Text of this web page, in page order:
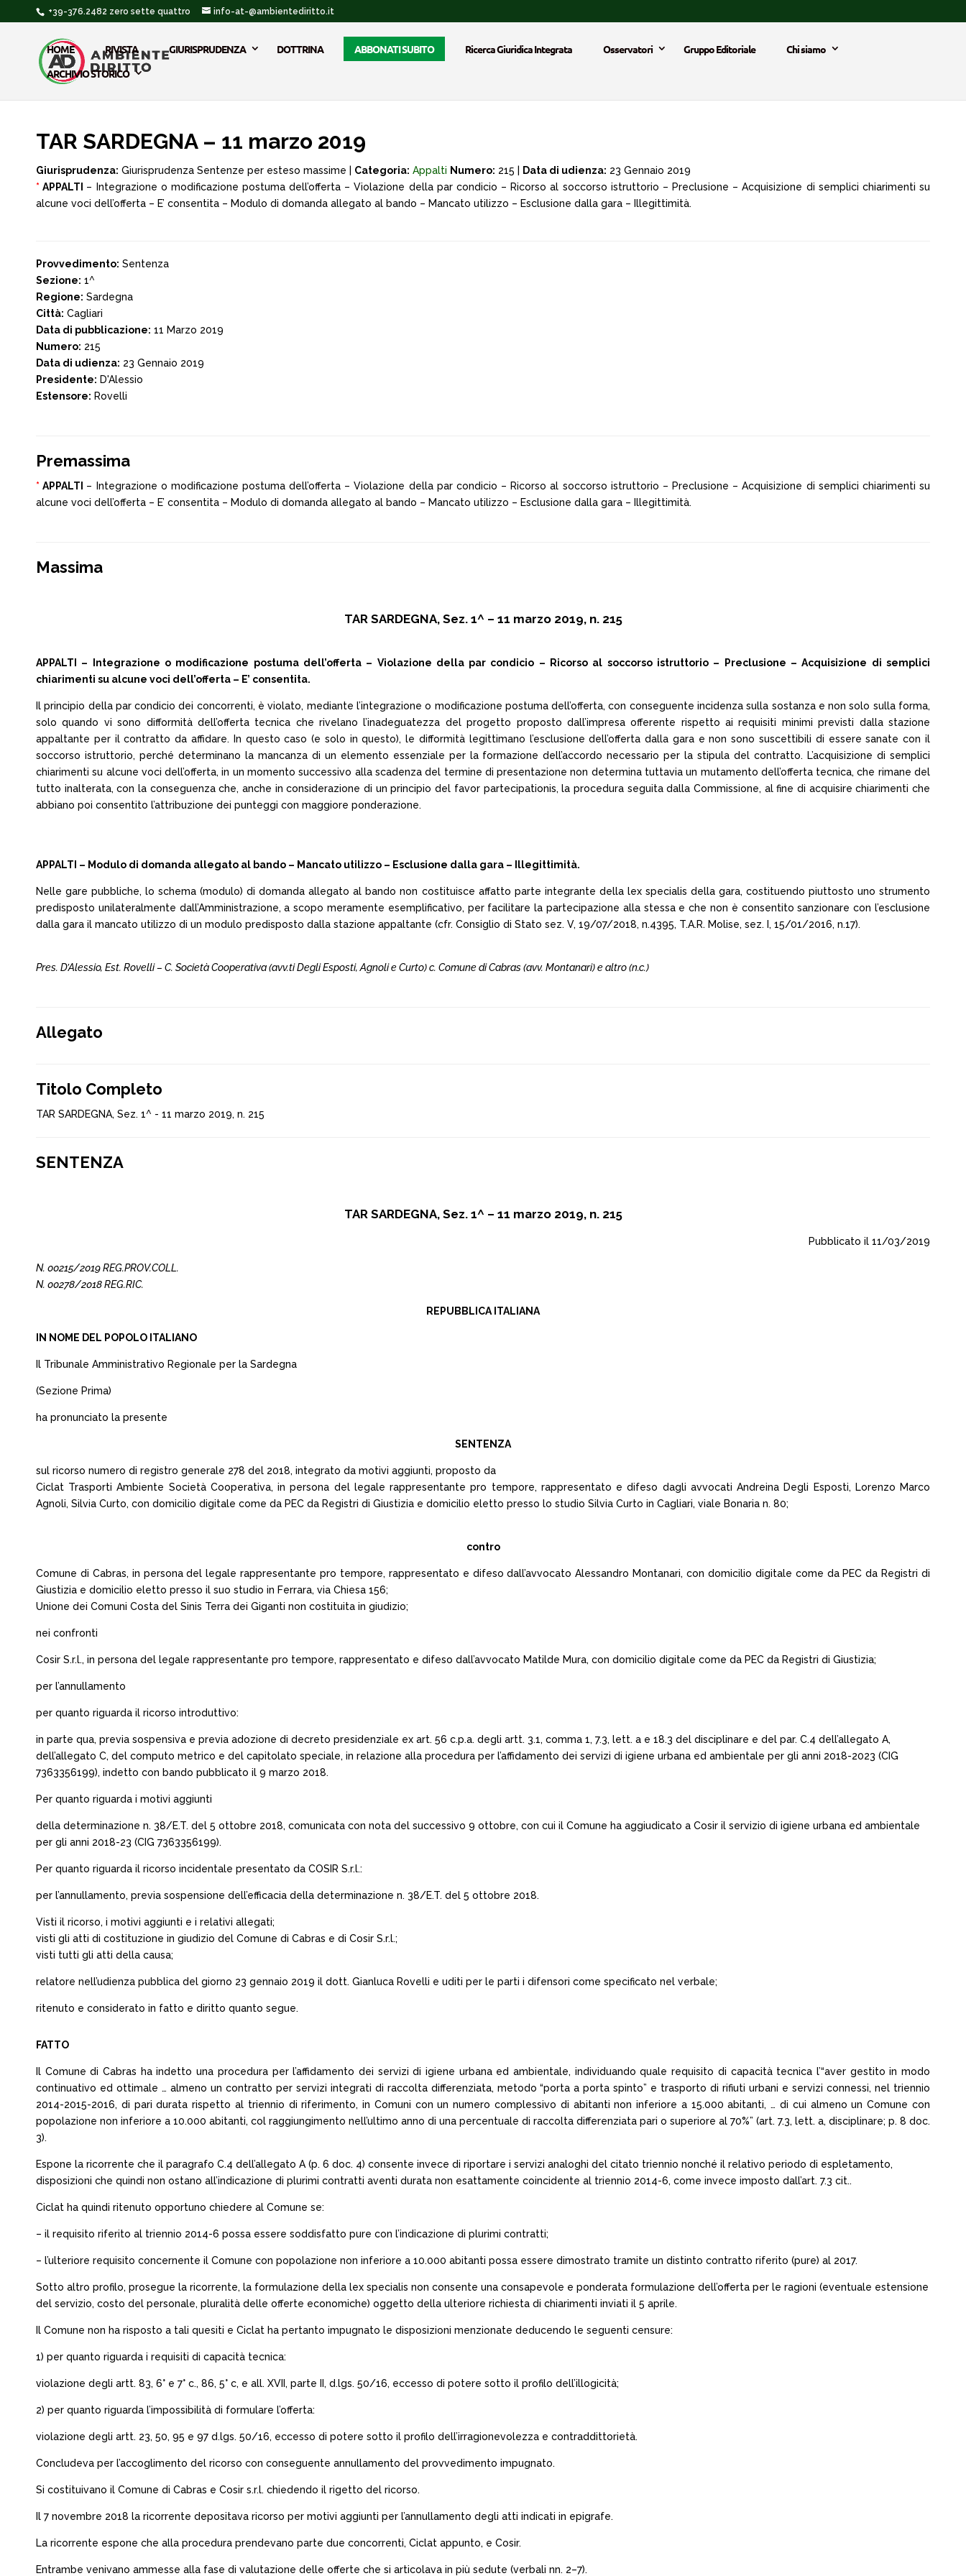
+39-376.2482 zero sette quattro info-at-@ambientediritto.it
HOME RIVISTA GIURISPRUDENZA DOTTRINA ABBONATI SUBITO Ricerca Giuridica Integrata Osservatori Gruppo Editoriale
Chi siamo
ARCHIVIO STORICO
TAR SARDEGNA – 11 marzo 2019
Giurisprudenza: Giurisprudenza Sentenze per esteso massime | Categoria: Appalti Numero: 215 | Data di udienza: 23 Gennaio 2019
*APPALTI – Integrazione o modificazione postuma dell’offerta – Violazione della par condicio – Ricorso al soccorso istruttorio – Preclusione – Acquisizione di semplici chiarimenti su
alcune voci dell’offerta – E’ consentita – Modulo di domanda allegato al bando – Mancato utilizzo – Esclusione dalla gara – Illegittimità.
Provvedimento: Sentenza
Sezione: 1^
Regione: Sardegna
Città: Cagliari
Data di pubblicazione: 11 Marzo 2019
Numero: 215
Data di udienza: 23 Gennaio 2019
Presidente: D'Alessio
Estensore: Rovelli
Premassima
*APPALTI – Integrazione o modificazione postuma dell’offerta – Violazione della par condicio – Ricorso al soccorso istruttorio – Preclusione – Acquisizione di semplici chiarimenti su
alcune voci dell’offerta – E’ consentita – Modulo di domanda allegato al bando – Mancato utilizzo – Esclusione dalla gara – Illegittimità.
Massima
TAR SARDEGNA, Sez. 1^ – 11 marzo 2019, n. 215
APPALTI – Integrazione o modificazione postuma dell’offerta – Violazione della par condicio – Ricorso al soccorso istruttorio – Preclusione – Acquisizione di semplici
chiarimenti su alcune voci dell’offerta – E’ consentita.
Il principio della par condicio dei concorrenti, è violato, mediante l’integrazione o modificazione postuma dell’offerta, con conseguente incidenza sulla sostanza e non solo sulla forma,
solo quando vi sono difformità dell’offerta tecnica che rivelano l’inadeguatezza del progetto proposto dall’impresa offerente rispetto ai requisiti minimi previsti dalla stazione
appaltante per il contratto da affidare. In questo caso (e solo in questo), le difformità legittimano l’esclusione dell’offerta dalla gara e non sono suscettibili di essere sanate con il
soccorso istruttorio, perché determinano la mancanza di un elemento essenziale per la formazione dell’accordo necessario per la stipula del contratto. L’acquisizione di semplici
chiarimenti su alcune voci dell’offerta, in un momento successivo alla scadenza del termine di presentazione non determina tuttavia un mutamento dell’offerta tecnica, che rimane del
tutto inalterata, con la conseguenza che, anche in considerazione di un principio del favor partecipationis, la procedura seguita dalla Commissione, al fine di acquisire chiarimenti che
abbiano poi consentito l’attribuzione dei punteggi con maggiore ponderazione.
APPALTI – Modulo di domanda allegato al bando – Mancato utilizzo – Esclusione dalla gara – Illegittimità.
Nelle gare pubbliche, lo schema (modulo) di domanda allegato al bando non costituisce affatto parte integrante della lex specialis della gara, costituendo piuttosto uno strumento
predisposto unilateralmente dall’Amministrazione, a scopo meramente esemplificativo, per facilitare la partecipazione alla stessa e che non è consentito sanzionare con l’esclusione
dalla gara il mancato utilizzo di un modulo predisposto dalla stazione appaltante (cfr. Consiglio di Stato sez. V, 19/07/2018, n.4395, T.A.R. Molise, sez. I, 15/01/2016, n.17).
Pres. D’Alessio, Est. Rovelli – C. Società Cooperativa (avv.ti Degli Esposti, Agnoli e Curto) c. Comune di Cabras (avv. Montanari) e altro (n.c.)
Allegato
Titolo Completo
TAR SARDEGNA, Sez. 1^ - 11 marzo 2019, n. 215
SENTENZA
TAR SARDEGNA, Sez. 1^ – 11 marzo 2019, n. 215
Pubblicato il 11/03/2019
N. 00215/2019 REG.PROV.COLL.
N. 00278/2018 REG.RIC.
REPUBBLICA ITALIANA
IN NOME DEL POPOLO ITALIANO
Il Tribunale Amministrativo Regionale per la Sardegna
(Sezione Prima)
ha pronunciato la presente
SENTENZA
sul ricorso numero di registro generale 278 del 2018, integrato da motivi aggiunti, proposto da
Ciclat Trasporti Ambiente Società Cooperativa, in persona del legale rappresentante pro tempore, rappresentato e difeso dagli avvocati Andreina Degli Esposti, Lorenzo Marco
Agnoli, Silvia Curto, con domicilio digitale come da PEC da Registri di Giustizia e domicilio eletto presso lo studio Silvia Curto in Cagliari, viale Bonaria n. 80;
contro
Comune di Cabras, in persona del legale rappresentante pro tempore, rappresentato e difeso dall’avvocato Alessandro Montanari, con domicilio digitale come da PEC da Registri di
Giustizia e domicilio eletto presso il suo studio in Ferrara, via Chiesa 156;
Unione dei Comuni Costa del Sinis Terra dei Giganti non costituita in giudizio;
nei confronti
Cosir S.r.l., in persona del legale rappresentante pro tempore, rappresentato e difeso dall’avvocato Matilde Mura, con domicilio digitale come da PEC da Registri di Giustizia;
per l’annullamento
per quanto riguarda il ricorso introduttivo:
in parte qua, previa sospensiva e previa adozione di decreto presidenziale ex art. 56 c.p.a. degli artt. 3.1, comma 1, 7.3, lett. a e 18.3 del disciplinare e del par. C.4 dell’allegato A,
dell’allegato C, del computo metrico e del capitolato speciale, in relazione alla procedura per l’affidamento dei servizi di igiene urbana ed ambientale per gli anni 2018-2023 (CIG
7363356199), indetto con bando pubblicato il 9 marzo 2018.
Per quanto riguarda i motivi aggiunti
della determinazione n. 38/E.T. del 5 ottobre 2018, comunicata con nota del successivo 9 ottobre, con cui il Comune ha aggiudicato a Cosir il servizio di igiene urbana ed ambientale
per gli anni 2018-23 (CIG 7363356199).
Per quanto riguarda il ricorso incidentale presentato da COSIR S.r.l.:
per l’annullamento, previa sospensione dell’efficacia della determinazione n. 38/E.T. del 5 ottobre 2018.
Visti il ricorso, i motivi aggiunti e i relativi allegati;
visti gli atti di costituzione in giudizio del Comune di Cabras e di Cosir S.r.l.;
visti tutti gli atti della causa;
relatore nell’udienza pubblica del giorno 23 gennaio 2019 il dott. Gianluca Rovelli e uditi per le parti i difensori come specificato nel verbale;
ritenuto e considerato in fatto e diritto quanto segue.
FATTO
Il Comune di Cabras ha indetto una procedura per l’affidamento dei servizi di igiene urbana ed ambientale, individuando quale requisito di capacità tecnica l’“aver gestito in modo
continuativo ed ottimale … almeno un contratto per servizi integrati di raccolta differenziata, metodo “porta a porta spinto” e trasporto di rifiuti urbani e servizi connessi, nel triennio
2014-2015-2016, di pari durata rispetto al triennio di riferimento, in Comuni con un numero complessivo di abitanti non inferiore a 15.000 abitanti, … di cui almeno un Comune con
popolazione non inferiore a 10.000 abitanti, col raggiungimento nell’ultimo anno di una percentuale di raccolta differenziata pari o superiore al 70%” (art. 7.3, lett. a, disciplinare; p. 8 doc.
3).
Espone la ricorrente che il paragrafo C.4 dell’allegato A (p. 6 doc. 4) consente invece di riportare i servizi analoghi del citato triennio nonché il relativo periodo di espletamento,
disposizioni che quindi non ostano all’indicazione di plurimi contratti aventi durata non esattamente coincidente al triennio 2014-6, come invece imposto dall’art. 7.3 cit..
Ciclat ha quindi ritenuto opportuno chiedere al Comune se:
– il requisito riferito al triennio 2014-6 possa essere soddisfatto pure con l’indicazione di plurimi contratti;
– l’ulteriore requisito concernente il Comune con popolazione non inferiore a 10.000 abitanti possa essere dimostrato tramite un distinto contratto riferito (pure) al 2017.
Sotto altro profilo, prosegue la ricorrente, la formulazione della lex specialis non consente una consapevole e ponderata formulazione dell’offerta per le ragioni (eventuale estensione
del servizio, costo del personale, pluralità delle offerte economiche) oggetto della ulteriore richiesta di chiarimenti inviati il 5 aprile.
Il Comune non ha risposto a tali quesiti e Ciclat ha pertanto impugnato le disposizioni menzionate deducendo le seguenti censure:
1) per quanto riguarda i requisiti di capacità tecnica:
violazione degli artt. 83, 6° e 7° c., 86, 5° c, e all. XVII, parte II, d.lgs. 50/16, eccesso di potere sotto il profilo dell’illogicità;
2) per quanto riguarda l’impossibilità di formulare l’offerta:
violazione degli artt. 23, 50, 95 e 97 d.lgs. 50/16, eccesso di potere sotto il profilo dell’irragionevolezza e contraddittorietà.
Concludeva per l’accoglimento del ricorso con conseguente annullamento del provvedimento impugnato.
Si costituivano il Comune di Cabras e Cosir s.r.l. chiedendo il rigetto del ricorso.
Il 7 novembre 2018 la ricorrente depositava ricorso per motivi aggiunti per l’annullamento degli atti indicati in epigrafe.
La ricorrente espone che alla procedura prendevano parte due concorrenti, Ciclat appunto, e Cosir.
Entrambe venivano ammesse alla fase di valutazione delle offerte che si articolava in più sedute (verbali nn. 2–7).